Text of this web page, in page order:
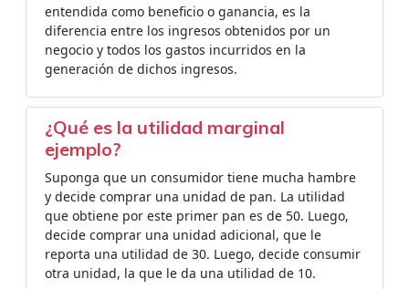
entendida como beneficio o ganancia, es la
diferencia entre los ingresos obtenidos por un
negocio y todos los gastos incurridos en la
generación de dichos ingresos.
¿Qué es la utilidad marginal
ejemplo?
Suponga que un consumidor tiene mucha hambre
y decide comprar una unidad de pan. La utilidad
que obtiene por este primer pan es de 50. Luego,
decide comprar una unidad adicional, que le
reporta una utilidad de 30. Luego, decide consumir
otra unidad, la que le da una utilidad de 10.